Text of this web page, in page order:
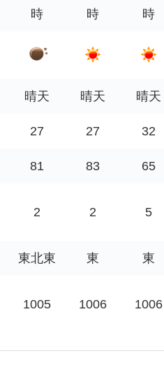
時
時
時
晴天 晴天 晴天
27 27 32
81 83 65
2 2 5
東北東 東 東
1005 1006 1006